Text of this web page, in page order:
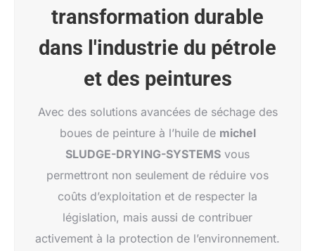
transformation durable
dans l'industrie du pétrole
et des peintures
Avec des solutions avancées de séchage des
boues de peinture à l’huile de michel
SLUDGE-DRYING-SYSTEMS vous
permettront non seulement de réduire vos
coûts d’exploitation et de respecter la
législation, mais aussi de contribuer
activement à la protection de l’environnement.